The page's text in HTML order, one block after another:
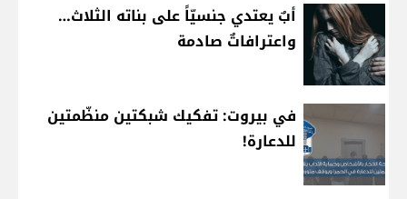
أبٌ يعتدي جنسيّاً على بناته الثلاث…
واعترافاتٌ صادمة
في بيروت: تفكيك شبكتين منظّمتين
للدعارة!